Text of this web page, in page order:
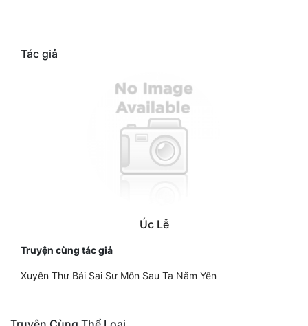
Tác giả
Úc Lễ
Truyện cùng tác giả
Xuyên Thư Bái Sai Sư Môn Sau Ta Nằm Yên